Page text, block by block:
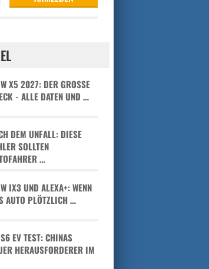
X5 2027: DER GROSSE C
- ALLE DATEN UND …
DEM UNFALL: DIESE
SOLLTEN
…
IX3 UND ALEXA+: WENN
AUTO PLÖTZLICH …
EV TEST: CHINAS
HERAUSFORDERER IM